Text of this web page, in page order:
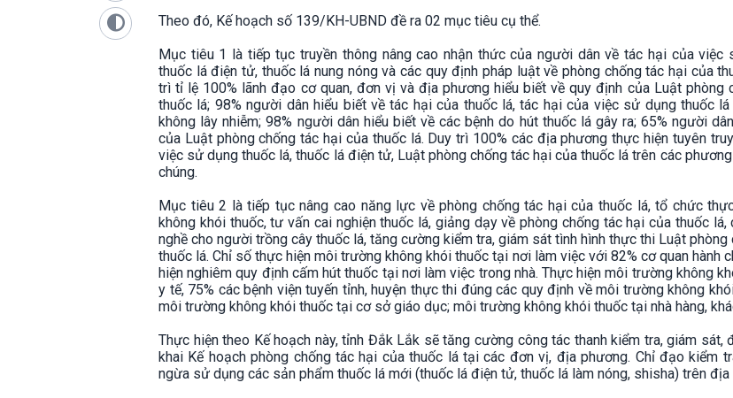
Theo đó, Kế hoạch số 139/KH-UBND đề ra 02 mục tiêu cụ thể.
Mục tiêu 1 là tiếp tục truyền thông nâng cao nhận thức của người dân về tác hại của việc
thuốc lá điện tử, thuốc lá nung nóng và các quy định pháp luật về phòng chống tác hại của
trì tỉ lệ 100% lãnh đạo cơ quan, đơn vị và địa phương hiểu biết về quy định của Luật phòng
thuốc lá; 98% người dân hiểu biết về tác hại của thuốc lá, tác hại của việc sử dụng thuốc
không lây nhiễm; 98% người dân hiểu biết về các bệnh do hút thuốc lá gây ra; 65% người
của Luật phòng chống tác hại của thuốc lá. Duy trì 100% các địa phương thực hiện tuyên
việc sử dụng thuốc lá, thuốc lá điện tử, Luật phòng chống tác hại của thuốc lá trên các
chúng.
Mục tiêu 2 là tiếp tục nâng cao năng lực về phòng chống tác hại của thuốc lá, tổ chức
không khói thuốc, tư vấn cai nghiện thuốc lá, giảng dạy về phòng chống tác hại của thuốc lá,
nghề cho người trồng cây thuốc lá, tăng cường kiểm tra, giám sát tình hình thực thi Luật phòng
thuốc lá. Chỉ số thực hiện môi trường không khói thuốc tại nơi làm việc với 82% cơ quan hành
hiện nghiêm quy định cấm hút thuốc tại nơi làm việc trong nhà. Thực hiện môi trường không
y tế, 75% các bệnh viện tuyến tỉnh, huyện thực thi đúng các quy định về môi trường không
môi trường không khói thuốc tại cơ sở giáo dục; môi trường không khói thuốc tại nhà hàng,
Thực hiện theo Kế hoạch này, tỉnh Đắk Lắk sẽ tăng cường công tác thanh kiểm tra, giám sát,
khai Kế hoạch phòng chống tác hại của thuốc lá tại các đơn vị, địa phương. Chỉ đạo kiểm
ngừa sử dụng các sản phẩm thuốc lá mới (thuốc lá điện tử, thuốc lá làm nóng, shisha) trên địa